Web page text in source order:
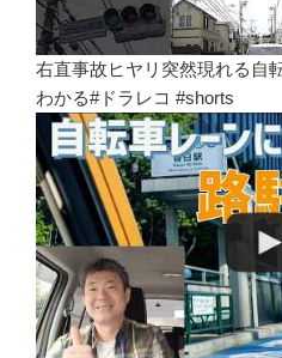
右直事故ヒヤリ突然現れる自
わかる#ドラレコ #shorts